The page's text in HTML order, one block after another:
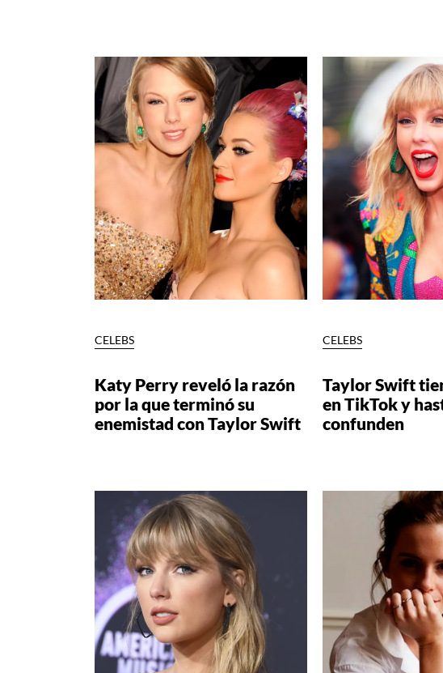
CELEBS
Katy Perry reveló la razón
por la que terminó su
enemistad con Taylor Swift
CELEBS
Taylor Swift
en TikTok y
confunden